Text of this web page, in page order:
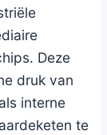
Deze
druk van
interne
te